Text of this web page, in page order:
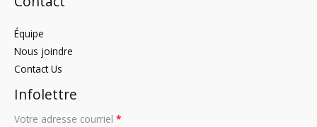
Équipe
Nous joindre
Contact Us
Infolettre
Votre adresse courriel *